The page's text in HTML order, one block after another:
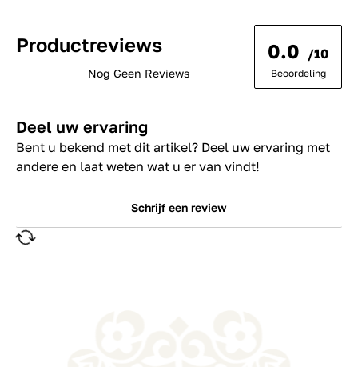
Productreviews
Nog Geen Reviews
0.0 /10
Beoordeling
Deel uw ervaring
Bent u bekend met dit artikel? Deel uw ervaring met
andere en laat weten wat u er van vindt!
Schrijf een review